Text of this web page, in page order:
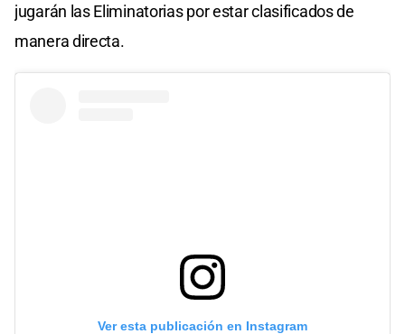
jugarán las Eliminatorias por estar clasificados de
manera directa.
Ver esta publicación en Instagram